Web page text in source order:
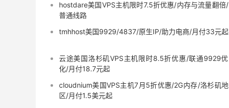
hostdare美国VPS主机限时7.5折优惠/内存与流量翻倍/
普通线路
tmhhost美国9929/4837/原生IP/助力电商/月付33元起
云途美国洛杉矶VPS主机限时8.5折优惠/联通9929优
化/月付18.7元起
cloudnium美国VPS主机7月5折优惠/2G内存/洛杉矶地
区/月付1.5美元起